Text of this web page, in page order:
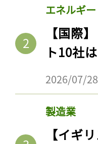
エネルギ
【国際
ト10社
2026/07/28
製造業
【イギ